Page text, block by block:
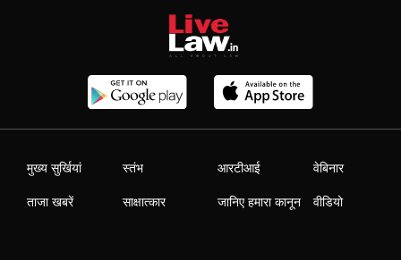
मुख्य सुर्खियां
ताजा खबरें
स्तंभ
साक्षात्कार
आरटीआई
जानिए हमारा कानून
वेबिनार
वीडियो